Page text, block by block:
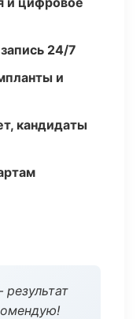
24/7
и
кандидаты